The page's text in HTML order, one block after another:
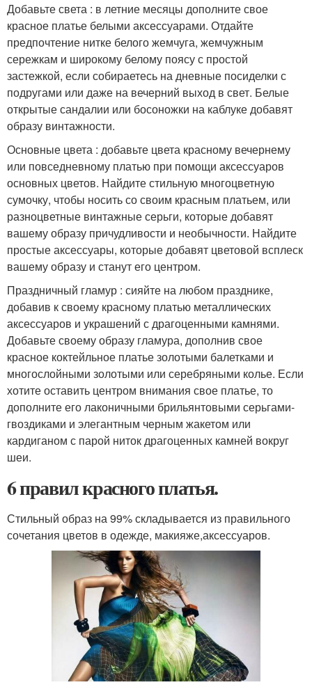
Добавьте света : в летние месяцы дополните свое
красное платье белыми аксессуарами. Отдайте
предпочтение нитке белого жемчуга, жемчужным
сережкам и широкому белому поясу с простой
застежкой, если собираетесь на дневные посиделки с
подругами или даже на вечерний выход в свет. Белые
открытые сандалии или босоножки на каблуке добавят
образу винтажности.
Основные цвета : добавьте цвета красному вечернему
или повседневному платью при помощи аксессуаров
основных цветов. Найдите стильную многоцветную
сумочку, чтобы носить со своим красным платьем, или
разноцветные винтажные серьги, которые добавят
вашему образу причудливости и необычности. Найдите
простые аксессуары, которые добавят цветовой всплеск
вашему образу и станут его центром.
Праздничный гламур : сияйте на любом празднике,
добавив к своему красному платью металлических
аксессуаров и украшений с драгоценными камнями.
Добавьте своему образу гламура, дополнив свое
красное коктейльное платье золотыми балетками и
многослойными золотыми или серебряными колье. Если
хотите оставить центром внимания свое платье, то
дополните его лаконичными брильянтовыми серьгами-
гвоздиками и элегантным черным жакетом или
кардиганом с парой ниток драгоценных камней вокруг
шеи.
6 правил красного платья.
Стильный образ на 99% складывается из правильного
сочетания цветов в одежде, макияже,аксессуаров.